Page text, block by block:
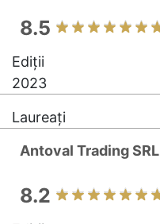
8.5
Ediții
2023
Laureați
Antoval Trading SRL
8.2